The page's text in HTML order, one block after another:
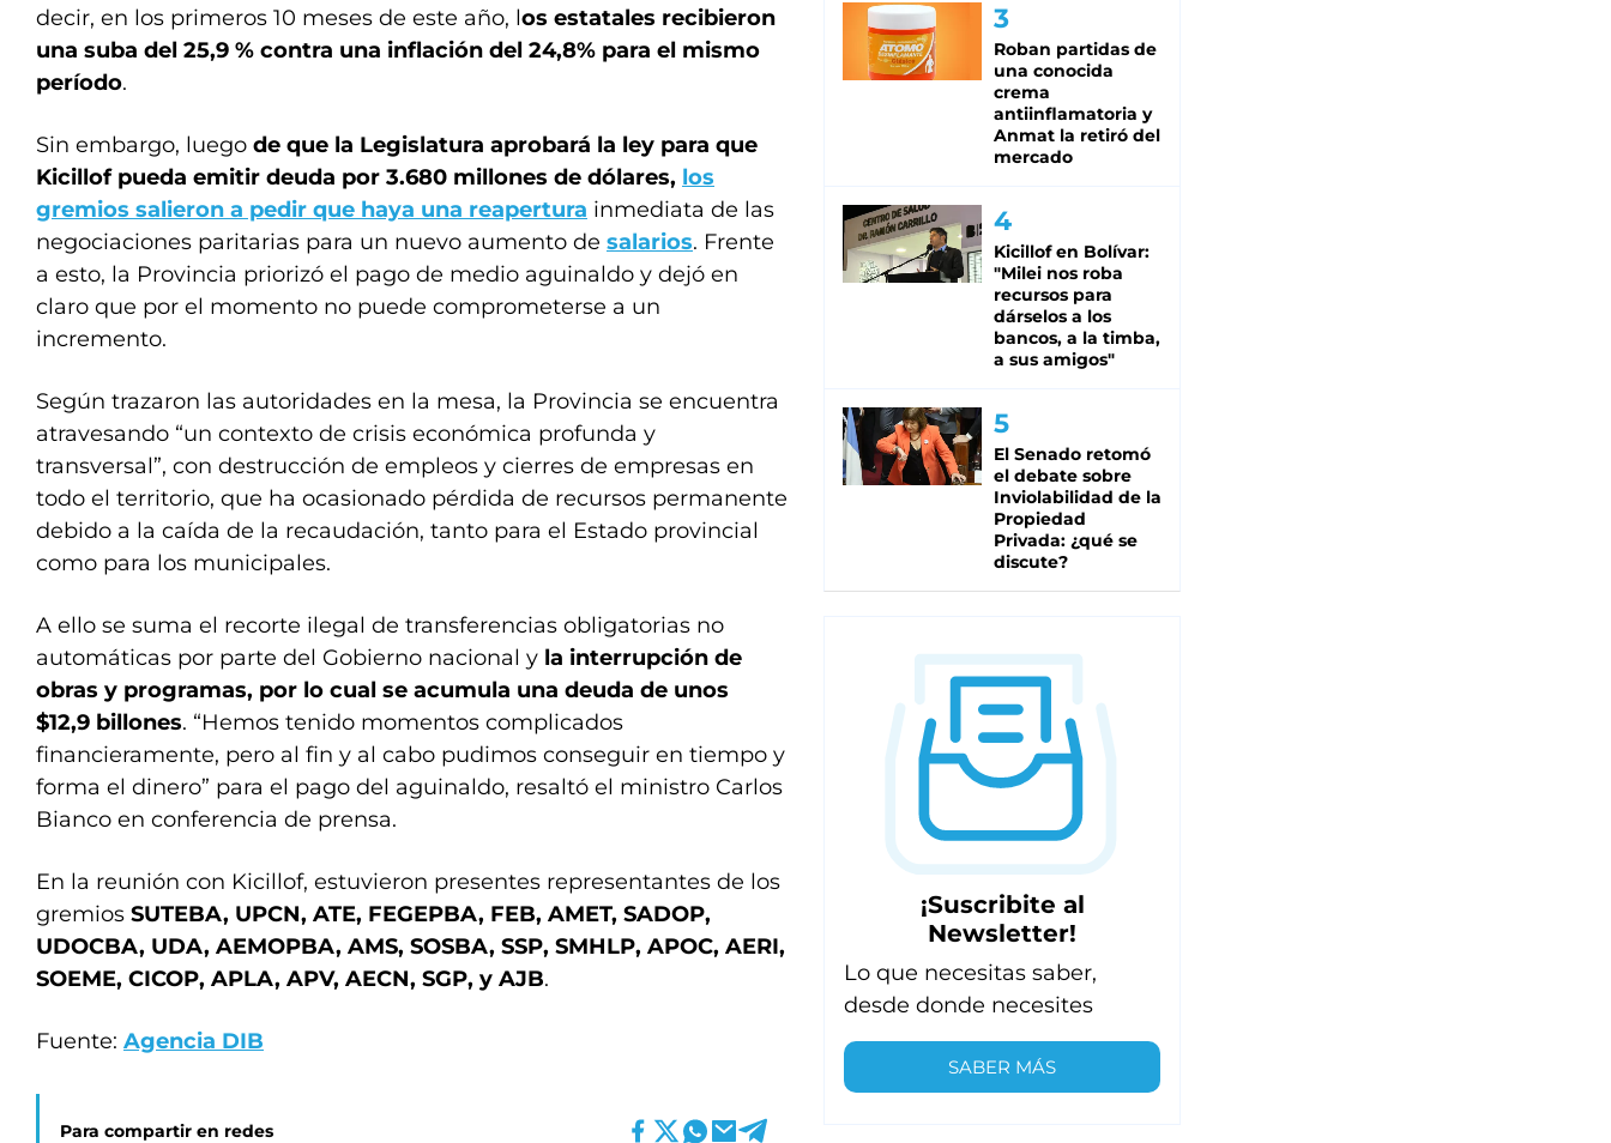
decir, en los primeros 10 meses de este año, los estatales recibieron
una suba del 25,9 % contra una inflación del 24,8% para el mismo
período.
Sin embargo, luego de que la Legislatura aprobará la ley para que
Kicillof pueda emitir deuda por 3.680 millones de dólares, los
gremios salieron a pedir que haya una reapertura inmediata de las
negociaciones paritarias para un nuevo aumento de salarios. Frente
a esto, la Provincia priorizó el pago de medio aguinaldo y dejó en
claro que por el momento no puede comprometerse a un
incremento.
Según trazaron las autoridades en la mesa, la Provincia se encuentra
atravesando “un contexto de crisis económica profunda y
transversal”, con destrucción de empleos y cierres de empresas en
todo el territorio, que ha ocasionado pérdida de recursos permanente
debido a la caída de la recaudación, tanto para el Estado provincial
como para los municipales.
A ello se suma el recorte ilegal de transferencias obligatorias no
automáticas por parte del Gobierno nacional y la interrupción de
obras y programas, por lo cual se acumula una deuda de unos
$12,9 billones. “Hemos tenido momentos complicados
financieramente, pero al fin y al cabo pudimos conseguir en tiempo y
forma el dinero” para el pago del aguinaldo, resaltó el ministro Carlos
Bianco en conferencia de prensa.
En la reunión con Kicillof, estuvieron presentes representantes de los
gremios SUTEBA, UPCN, ATE, FEGEPBA, FEB, AMET, SADOP,
UDOCBA, UDA, AEMOPBA, AMS, SOSBA, SSP, SMHLP, APOC, AERI,
SOEME, CICOP, APLA, APV, AECN, SGP, y AJB.
Fuente: Agencia DIB
Para compartir en redes
Roban partidas de
una conocida
crema
antiinflamatoria y
Anmat la retiró del
mercado
Kicillof en Bolívar:
"Milei nos roba
recursos para
dárselos a los
bancos, a la timba,
a sus amigos"
El Senado retomó
el debate sobre
Inviolabilidad de la
Propiedad
Privada: ¿qué se
discute?
¡Suscribite al
Newsletter!
Lo que necesitas saber,
desde donde necesites
SABER MÁS